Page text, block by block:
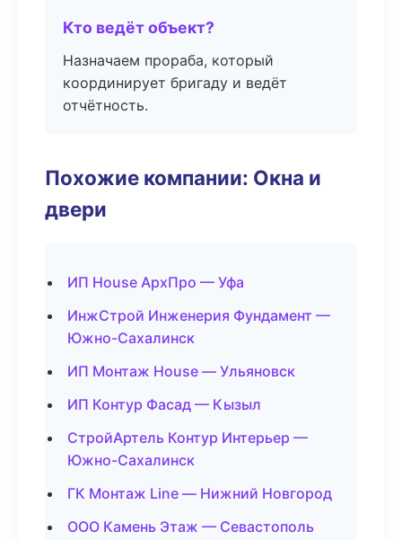
Кто ведёт объект?
Назначаем прораба, который
координирует бригаду и ведёт
отчётность.
Похожие компании: Окна и
двери
ИП House АрхПро — Уфа
ИнжСтрой Инженерия Фундамент —
Южно-Сахалинск
ИП Монтаж House — Ульяновск
ИП Контур Фасад — Кызыл
СтройАртель Контур Интерьер —
Южно-Сахалинск
ГК Монтаж Line — Нижний Новгород
ООО Камень Этаж — Севастополь